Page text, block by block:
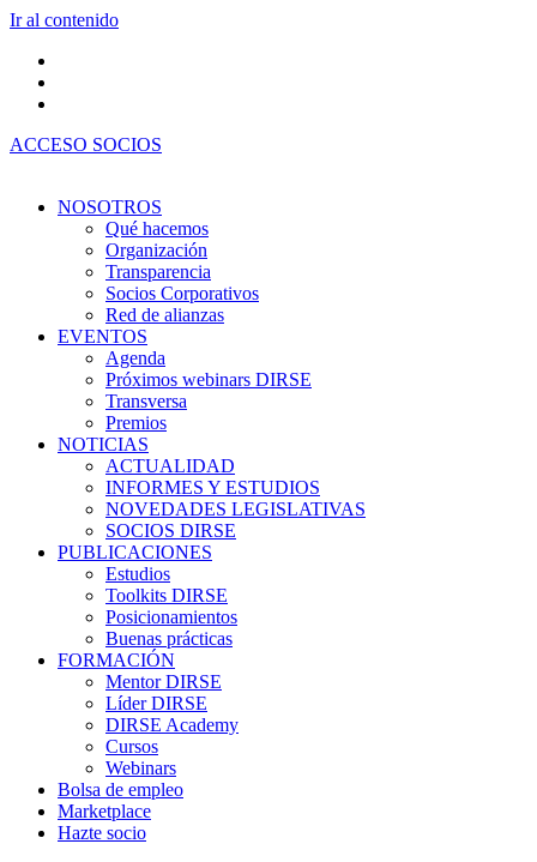
Ir al contenido
ACCESO SOCIOS
NOSOTROS
Qué hacemos
Organización
Transparencia
Socios Corporativos
Red de alianzas
EVENTOS
Agenda
Próximos webinars DIRSE
Transversa
Premios
NOTICIAS
ACTUALIDAD
INFORMES Y ESTUDIOS
NOVEDADES LEGISLATIVAS
SOCIOS DIRSE
PUBLICACIONES
Estudios
Toolkits DIRSE
Posicionamientos
Buenas prácticas
FORMACIÓN
Mentor DIRSE
Líder DIRSE
DIRSE Academy
Cursos
Webinars
Bolsa de empleo
Marketplace
Hazte socio